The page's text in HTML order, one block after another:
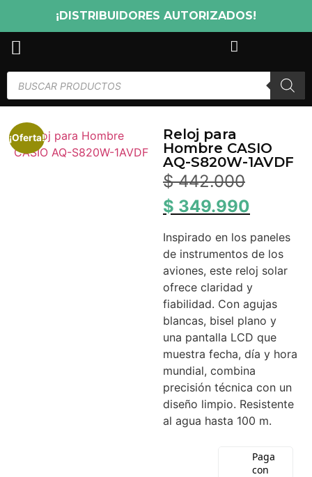
¡DISTRIBUIDORES AUTORIZADOS!
¡Oferta!
Reloj para
Hombre CASIO
AQ-S820W-1AVDF
$442.000
$ 349.990
Inspirado en los paneles
de instrumentos de los
aviones, este reloj solar
ofrece claridad y
fiabilidad. Con agujas
blancas, bisel plano y
una pantalla LCD que
muestra fecha, día y hora
mundial, combina
precisión técnica con un
diseño limpio. Resistente
al agua hasta 100 m.